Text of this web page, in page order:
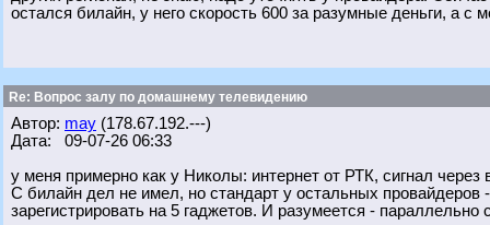
остался билайн, у него скорость 600 за разумные деньги, а
Re: Вопрос залу по домашнему телевидению
Автор: may (178.67.192.---)
Дата: 09-07-26 06:33
у меня примерно как у Николы: интернет от РТК, сигнал
С билайн дел не имел, но стандарт у остальных
зарегистрировать на 5 гаджетов. И разумеется - параллельно